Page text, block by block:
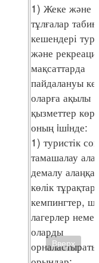
1) Жеке және
тұлғалар
кешендері
және
мақсаттарда
пайдалануы
оларға ақылы
қызметтер
оның iшiнде:
1) туристік
тамашалау
демалу
көлік
кемпингтер,
лагерлер
оларды
Вверх